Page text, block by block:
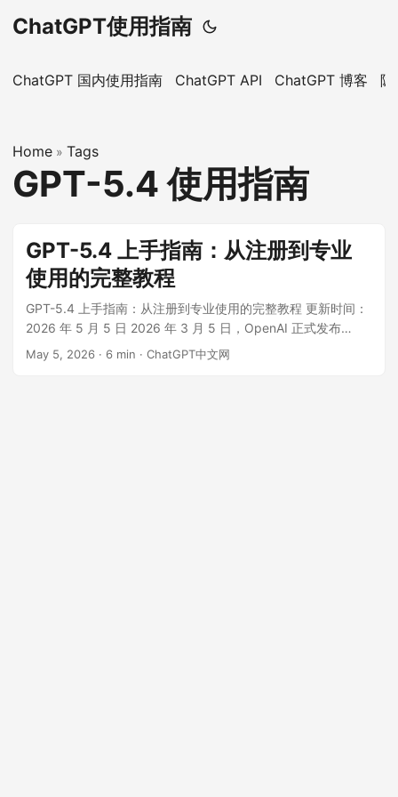
ChatGPT使用指南
ChatGPT 国内使用指南 ChatGPT API ChatGPT 博客
Home » Tags
GPT-5.4 使用指南
GPT-5.4 上手指南：从注册到专业
使用的完整教程
GPT-5.4 上手指南：从注册到专业使用的完整教程 更新时间：
2026 年 5 月 5 日 2026 年 3 月 5 日，OpenAI 正式发布
GPT-5.4。相比上一代，GPT-5.4 在推理质量、编程能力、工
May 5, 2026 · 6 min · ChatGPT中文网